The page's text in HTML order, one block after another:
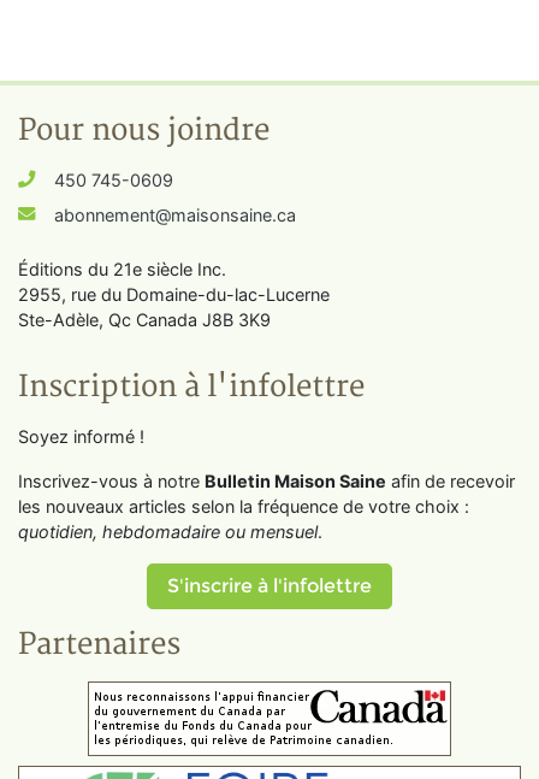
Pour nous joindre
450 745-0609
abonnement@maisonsaine.ca
Éditions du 21e siècle Inc.
2955, rue du Domaine-du-lac-Lucerne
Ste-Adèle, Qc Canada J8B 3K9
Inscription à l'infolettre
Soyez informé !
Inscrivez-vous à notre Bulletin Maison Saine afin de recevoir
les nouveaux articles selon la fréquence de votre choix :
quotidien, hebdomadaire ou mensuel.
S'inscrire à l'infolettre
Partenaires